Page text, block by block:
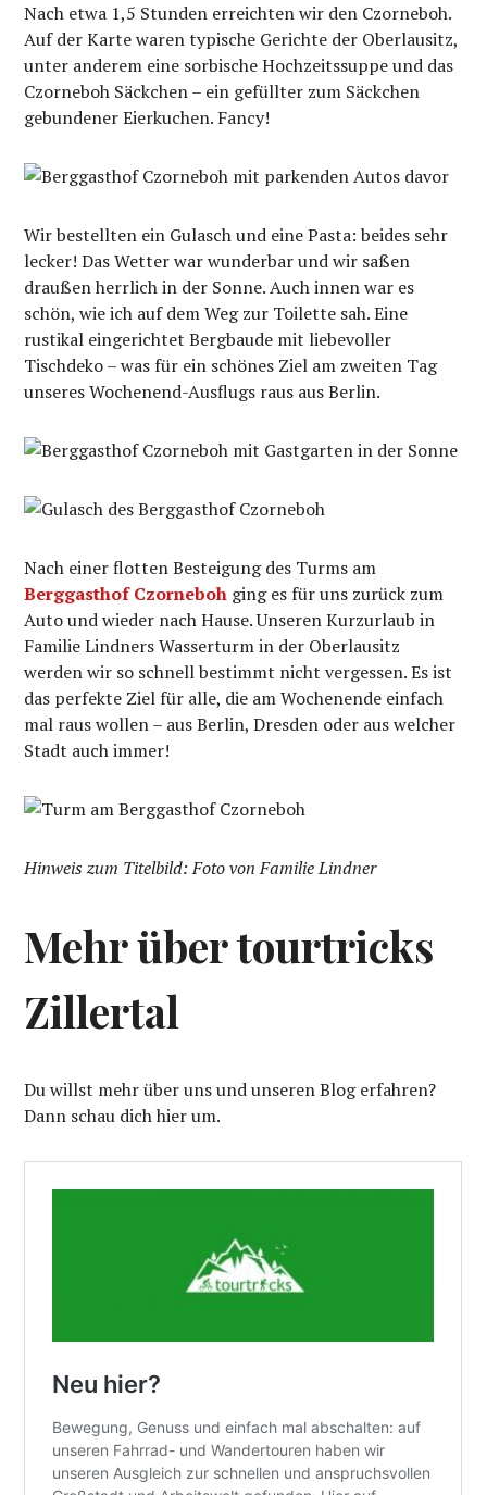
Nach etwa 1,5 Stunden erreichten wir den Czorneboh.
Auf der Karte waren typische Gerichte der Oberlausitz,
unter anderem eine sorbische Hochzeitssuppe und das
Czorneboh Säckchen – ein gefüllter zum Säckchen
gebundener Eierkuchen. Fancy!
Wir bestellten ein Gulasch und eine Pasta: beides sehr
lecker! Das Wetter war wunderbar und wir saßen
draußen herrlich in der Sonne. Auch innen war es
schön, wie ich auf dem Weg zur Toilette sah. Eine
rustikal eingerichtet Bergbaude mit liebevoller
Tischdeko – was für ein schönes Ziel am zweiten Tag
unseres Wochenend-Ausflugs raus aus Berlin.
Nach einer flotten Besteigung des Turms am
Berggasthof Czorneboh ging es für uns zurück zum
Auto und wieder nach Hause. Unseren Kurzurlaub in
Familie Lindners Wasserturm in der Oberlausitz
werden wir so schnell bestimmt nicht vergessen. Es ist
das perfekte Ziel für alle, die am Wochenende einfach
mal raus wollen – aus Berlin, Dresden oder aus welcher
Stadt auch immer!
Hinweis zum Titelbild: Foto von Familie Lindner
Mehr über tourtricks
Zillertal
Du willst mehr über uns und unseren Blog erfahren?
Dann schau dich hier um.